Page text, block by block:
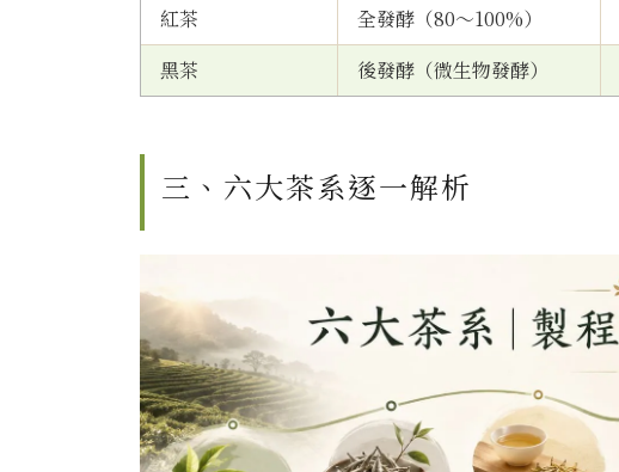
紅茶
全發酵（80～100%）
黑茶
後發酵（微生物發酵）
三、六大茶系逐一解析